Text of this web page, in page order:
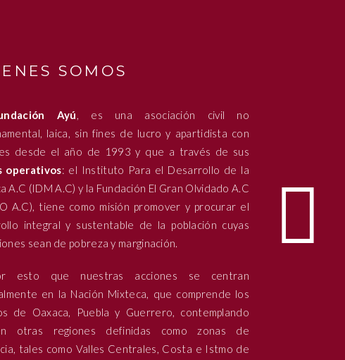
SOMOS
Ayú, es una asociación civil no
laica, sin fines de lucro y apartidista con
desde el año de 1993 y que a través de sus
operativos: el Instituto Para el Desarrollo de la
A.C (IDM A.C) y la Fundación El Gran Olvidado A.C
A.C), tiene como misión promover y procurar el
integral y sustentable de la población cuyas
sean de pobreza y marginación.
esto que nuestras acciones se centran
en la Nación Mixteca, que comprende los
de Oaxaca, Puebla y Guerrero, contemplando
otras regiones definidas como zonas de
tales como Valles Centrales, Costa e Istmo de